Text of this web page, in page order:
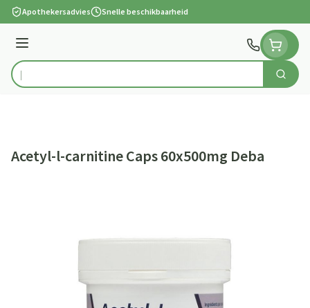
Ga naar de inhoud
Apothekersadvies Snelle beschikbaarheid
Menu
Product, merk, categorie... Zoek
Acetyl-l-carnitine Caps 60x500mg Deba